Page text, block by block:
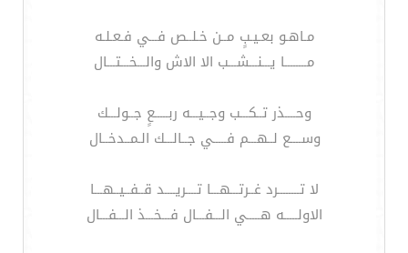
مـاهـو بعـيـبٍ مــن خـلــص فـــي فـعـلـه
مــــــــا يـــنـــشـــب الا الاش والـــخـــتـــال
وحــــذر تــكـــب وجــيـــه ربـــــعٍ جــولـــك
وســــع لــهـــم فـــــي جــالـــك الـمــدخــال
لا تــــــــرد غــرتـــهـــا تــــريــــد قــفــيــهـــا
الاولـــــه هـــــي الـــفـــال فـــخـــذ الـــفـــال